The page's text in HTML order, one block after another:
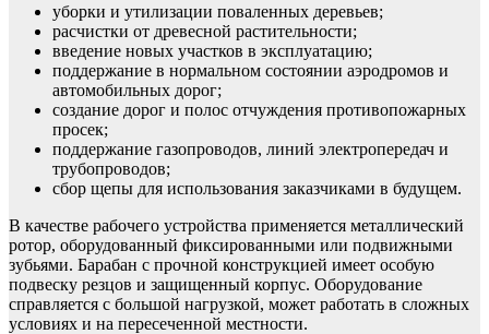
уборки и утилизации поваленных деревьев;
расчистки от древесной растительности;
введение новых участков в эксплуатацию;
поддержание в нормальном состоянии аэродромов и
автомобильных дорог;
создание дорог и полос отчуждения противопожарных
просек;
поддержание газопроводов, линий электропередач и
трубопроводов;
сбор щепы для использования заказчиками в будущем.
В качестве рабочего устройства применяется металлический
ротор, оборудованный фиксированными или подвижными
зубьями. Барабан с прочной конструкцией имеет особую
подвеску резцов и защищенный корпус. Оборудование
справляется с большой нагрузкой, может работать в сложных
условиях и на пересеченной местности.